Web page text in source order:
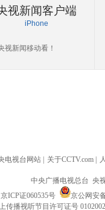
视新闻客户端
iPhone
视新闻移动看！
电视台网站 关于CCTV.com
中央广播电视总台 央
京ICP证060535号
京公网安
传播视听节目许可证号